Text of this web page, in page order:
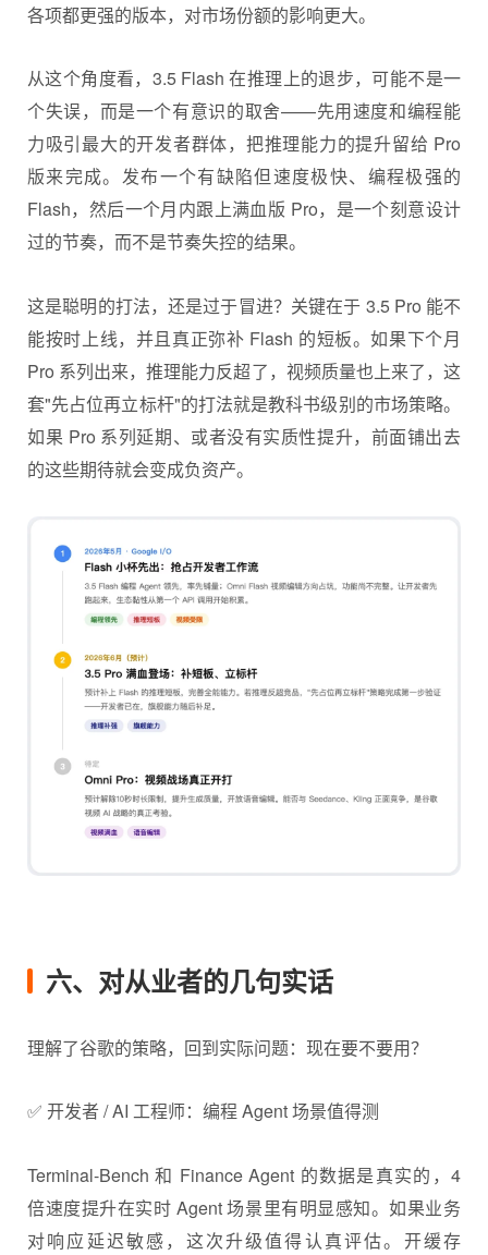
各项都更强的版本，对市场份额的影响更大。
从这个角度看，3.5 Flash 在推理上的退步，可能不是一
个失误，而是一个有意识的取舍——先用速度和编程能
力吸引最大的开发者群体，把推理能力的提升留给 Pro
版来完成。发布一个有缺陷但速度极快、编程极强的
Flash，然后一个月内跟上满血版 Pro，是一个刻意设计
过的节奏，而不是节奏失控的结果。
这是聪明的打法，还是过于冒进？关键在于 3.5 Pro 能不
能按时上线，并且真正弥补 Flash 的短板。如果下个月
Pro 系列出来，推理能力反超了，视频质量也上来了，这
套"先占位再立标杆"的打法就是教科书级别的市场策略。
如果 Pro 系列延期、或者没有实质性提升，前面铺出去
的这些期待就会变成负资产。
六、对从业者的几句实话
理解了谷歌的策略，回到实际问题：现在要不要用？
✅ 开发者 / AI 工程师：编程 Agent 场景值得测
Terminal-Bench 和 Finance Agent 的数据是真实的，4
倍速度提升在实时 Agent 场景里有明显感知。如果业务
对响应延迟敏感，这次升级值得认真评估。开缓存